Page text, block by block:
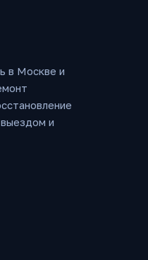
в Москве и
и